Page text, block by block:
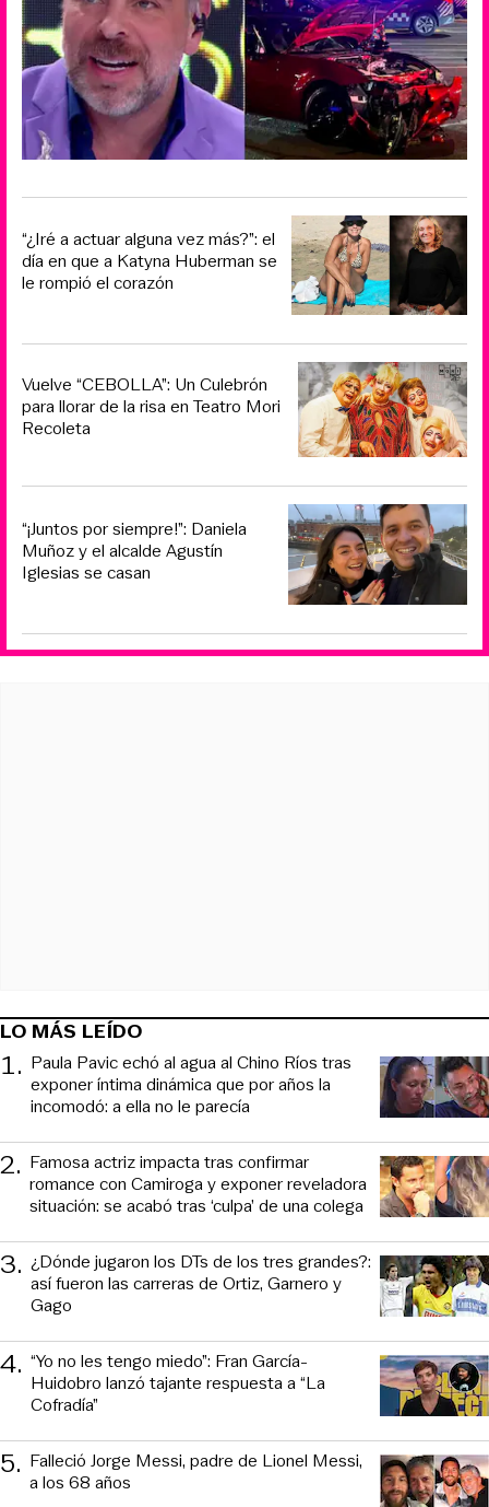
“¿Iré a actuar alguna vez más?”: el
día en que a Katyna Huberman se
le rompió el corazón
Vuelve “CEBOLLA”: Un Culebrón
para llorar de la risa en Teatro Mori
Recoleta
“¡Juntos por siempre!”: Daniela
Muñoz y el alcalde Agustín
Iglesias se casan
LO MÁS LEÍDO
1. Paula Pavic echó al agua al Chino Ríos tras
exponer íntima dinámica que por años la
incomodó: a ella no le parecía
2. Famosa actriz impacta tras confirmar
romance con Camiroga y exponer reveladora
situación: se acabó tras ‘culpa’ de una colega
3. ¿Dónde jugaron los DTs de los tres grandes?:
así fueron las carreras de Ortiz, Garnero y
Gago
4. “Yo no les tengo miedo”: Fran García-
Huidobro lanzó tajante respuesta a “La
Cofradía”
5. Falleció Jorge Messi, padre de Lionel Messi,
a los 68 años